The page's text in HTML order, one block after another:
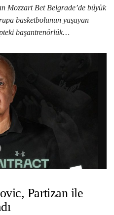
Mozzart Bet Belgrade’de büyük
basketbolunun yaşayan
başantrenörlük…
Partizan ile